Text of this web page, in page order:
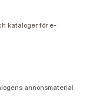
kataloger för e-
annonsmaterial